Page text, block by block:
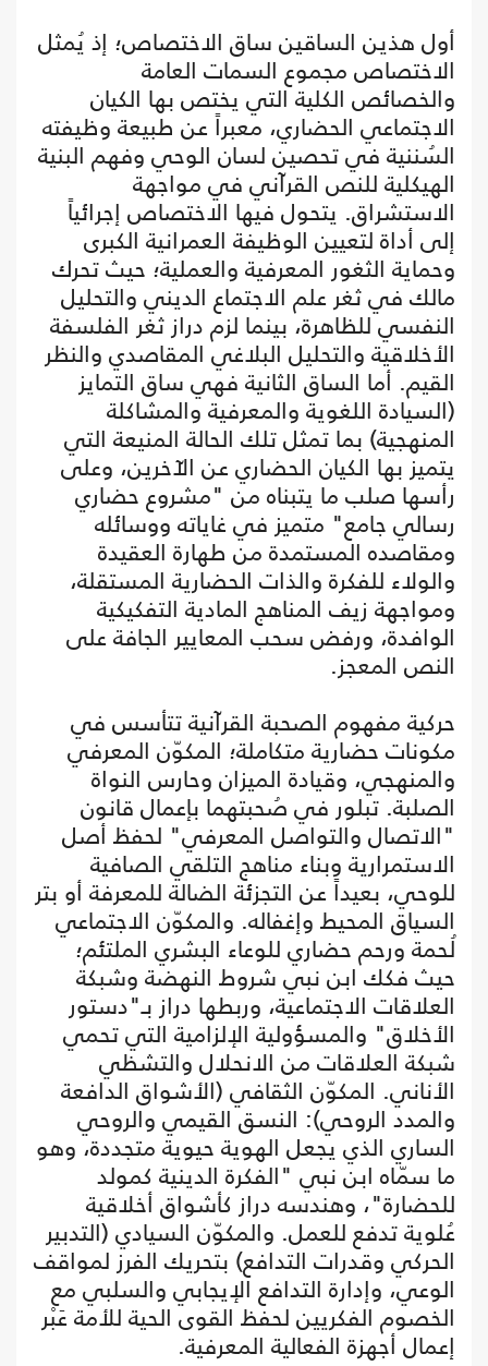
أول هذين الساقين ساق الاختصاص؛ إذ يُمثل
الاختصاص مجموع السمات العامة
والخصائص الكلية التي يختص بها الكيان
الاجتماعي الحضاري، معبراً عن طبيعة وظيفته
السُننية في تحصين لسان الوحي وفهم البنية
الهيكلية للنص القرآني في مواجهة
الاستشراق. يتحول فيها الاختصاص إجرائياً
إلى أداة لتعيين الوظيفة العمرانية الكبرى
وحماية الثغور المعرفية والعملية؛ حيث تحرك
مالك في ثغر علم الاجتماع الديني والتحليل
النفسي للظاهرة، بينما لزم دراز ثغر الفلسفة
الأخلاقية والتحليل البلاغي المقاصدي والنظر
القيم. أما الساق الثانية فهي ساق التمايز
(السيادة اللغوية والمعرفية والمشاكلة
المنهجية) بما تمثل تلك الحالة المنيعة التي
يتميز بها الكيان الحضاري عن الآخرين، وعلى
رأسها صلب ما يتبناه من "مشروع حضاري
رسالي جامع" متميز في غاياته ووسائله
ومقاصده المستمدة من طهارة العقيدة
والولاء للفكرة والذات الحضارية المستقلة،
ومواجهة زيف المناهج المادية التفكيكية
الوافدة، ورفض سحب المعايير الجافة على
النص المعجز.
حركية مفهوم الصحبة القرآنية تتأسس في
مكونات حضارية متكاملة؛ المكوّن المعرفي
والمنهجي، وقيادة الميزان وحارس النواة
الصلبة. تبلور في صُحبتهما بإعمال قانون
"الاتصال والتواصل المعرفي" لحفظ أصل
الاستمرارية وبناء مناهج التلقي الصافية
للوحي، بعيداً عن التجزئة الضالة للمعرفة أو بتر
السياق المحيط وإغفاله. والمكوّن الاجتماعي
لُحمة ورحم حضاري للوعاء البشري الملتئم؛
حيث فكك ابن نبي شروط النهضة وشبكة
العلاقات الاجتماعية، وربطها دراز بـ"دستور
الأخلاق" والمسؤولية الإلزامية التي تحمي
شبكة العلاقات من الانحلال والتشظي
الأناني. المكوّن الثقافي (الأشواق الدافعة
والمدد الروحي): النسق القيمي والروحي
الساري الذي يجعل الهوية حيوية متجددة، وهو
ما سمّاه ابن نبي "الفكرة الدينية كمولد
للحضارة"، وهندسه دراز كأشواق أخلاقية
عُلوية تدفع للعمل. والمكوّن السيادي (التدبير
الحركي وقدرات التدافع) بتحريك الفرز لمواقف
الوعي، وإدارة التدافع الإيجابي والسلبي مع
الخصوم الفكريين لحفظ القوى الحية للأمة عَبْر
إعمال أجهزة الفعالية المعرفية.